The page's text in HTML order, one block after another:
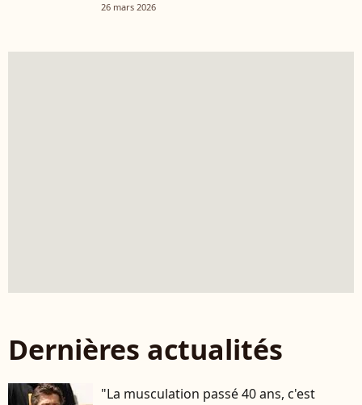
26 mars 2026
Dernières actualités
"La musculation passé 40 ans, c'est